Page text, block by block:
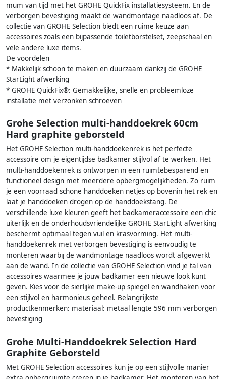
mum van tijd met het GROHE QuickFix installatiesysteem. En de
verborgen bevestiging maakt de wandmontage naadloos af. De
collectie van GROHE Selection biedt een ruime keuze aan
accessoires zoals een bijpassende toiletborstelset, zeepschaal en
vele andere luxe items.
De voordelen
* Makkelijk schoon te maken en duurzaam dankzij de GROHE
StarLight afwerking
* GROHE QuickFix®: Gemakkelijke, snelle en probleemloze
installatie met verzonken schroeven
Grohe Selection multi-handdoekrek 60cm
Hard graphite geborsteld
Het GROHE Selection multi-handdoekenrek is het perfecte
accessoire om je eigentijdse badkamer stijlvol af te werken. Het
multi-handdoekenrek is ontworpen in een ruimtebesparend en
functioneel design met meerdere opbergmogelijkheden. Zo ruim
je een voorraad schone handdoeken netjes op bovenin het rek en
laat je handdoeken drogen op de handdoekstang. De
verschillende luxe kleuren geeft het badkameraccessoire een chic
uiterlijk en de onderhoudsvriendelijke GROHE StarLight afwerking
beschermt optimaal tegen vuil en krasvorming. Het multi-
handdoekenrek met verborgen bevestiging is eenvoudig te
monteren waarbij de wandmontage naadloos wordt afgewerkt
aan de wand. In de collectie van GROHE Selection vind je tal van
accessoires waarmee je jouw badkamer een nieuwe look kunt
geven. Kies voor de sierlijke make-up spiegel en wandhaken voor
een stijlvol en harmonieus geheel. Belangrijkste
productkenmerken: materiaal: metaal lengte 596 mm verborgen
bevestiging
Grohe Multi-Handdoekrek Selection Hard
Graphite Geborsteld
Met GROHE Selection accessoires kun je op een stijlvolle manier